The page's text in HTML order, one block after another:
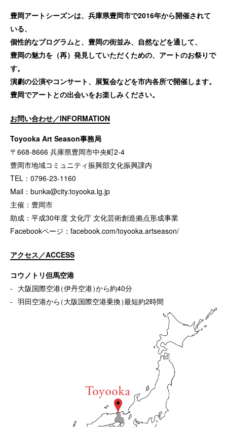
豊岡アートシーズンは、兵庫県豊岡市で2016年から開催されて
いる、
個性的なプログラムと、豊岡の街並み、自然などを通して、
豊岡の魅力を（再）発見していただくための、アートのお祭りで
す。
演劇の公演やコンサート、展覧会などを市内各所で開催します。
豊岡でアートとの出会いをお楽しみください。
お問い合わせ／INFORMATION
Toyooka Art Season事務局
〒668-8666 兵庫県豊岡市中央町2-4
豊岡市地域コミュニティ振興部文化振興課内
TEL：0796-23-1160
Mail： bunka@city.toyooka.lg.jp
主催：豊岡市
助成：平成30年度 文化庁 文化芸術創造拠点形成事業
Facebookページ： facebook.com/toyooka.artseason/
アクセス／ACCESS
コウノトリ但馬空港
大阪国際空港（伊丹空港）から約40分
羽田空港から（大阪国際空港乗換）最短約2時間